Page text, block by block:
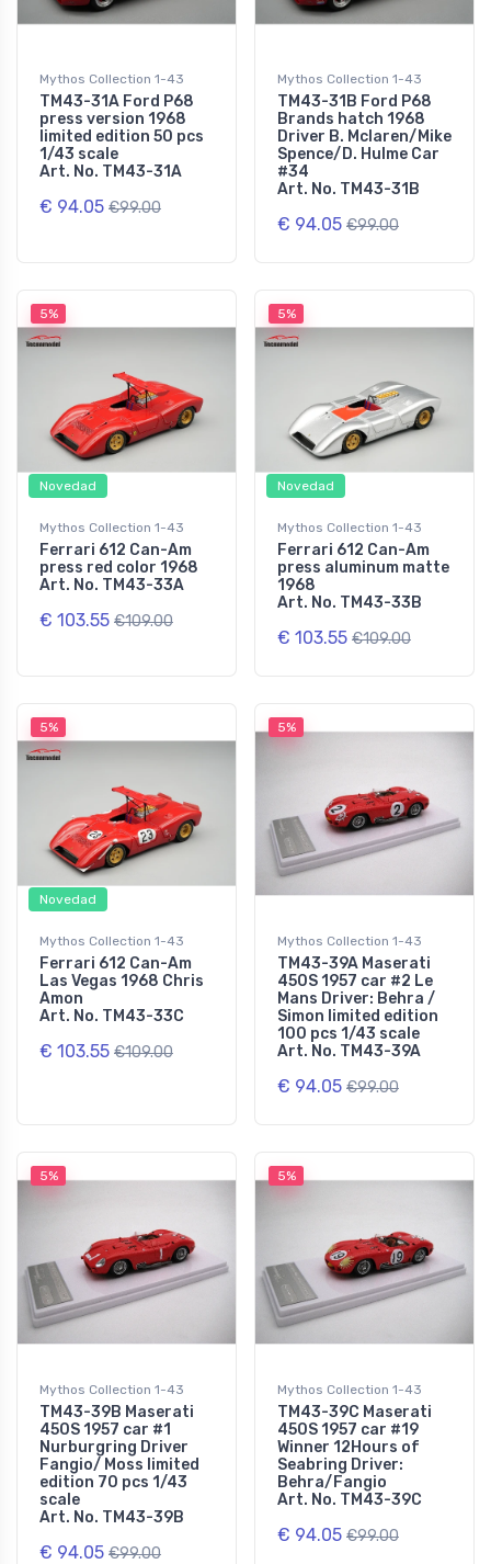
Mythos Collection 1-43
TM43-31A Ford P68
press version 1968
limited edition 50 pcs
1/43 scale
Art. No. TM43-31A
€ 94.05 €99.00
Mythos Collection 1-43
TM43-31B Ford P68
Brands hatch 1968
Driver B. Mclaren/Mike
Spence/D. Hulme Car
#34
Art. No. TM43-31B
€ 94.05 €99.00
5%
Novedad
Mythos Collection 1-43
Ferrari 612 Can-Am
press red color 1968
Art. No. TM43-33A
€ 103.55 €109.00
5%
Novedad
Mythos Collection 1-43
Ferrari 612 Can-Am
press aluminum matte
1968
Art. No. TM43-33B
€ 103.55 €109.00
5%
Novedad
Mythos Collection 1-43
Ferrari 612 Can-Am
Las Vegas 1968 Chris
Amon
Art. No. TM43-33C
€ 103.55 €109.00
5%
Mythos Collection 1-43
TM43-39A Maserati
450S 1957 car #2 Le
Mans Driver: Behra /
Simon limited edition
100 pcs 1/43 scale
Art. No. TM43-39A
€ 94.05 €99.00
5%
Mythos Collection 1-43
TM43-39B Maserati
450S 1957 car #1
Nurburgring Driver
Fangio/ Moss limited
edition 70 pcs 1/43
scale
Art. No. TM43-39B
€ 94.05 €99.00
5%
Mythos Collection 1-43
TM43-39C Maserati
450S 1957 car #19
Winner 12Hours of
Seabring Driver:
Behra/Fangio
Art. No. TM43-39C
€ 94.05 €99.00